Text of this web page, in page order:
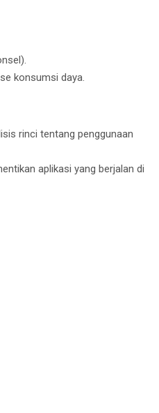
konsumsi daya.
rinci tentang penggunaan
aplikasi yang berjalan di